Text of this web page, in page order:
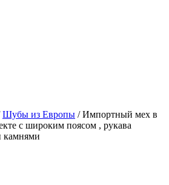
Шубы из Европы /Импортный мех в
с широким поясом , рукава
камнями